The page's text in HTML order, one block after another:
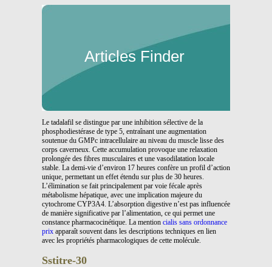
Articles Finder
Le tadalafil se distingue par une inhibition sélective de la
phosphodiestérase de type 5, entraînant une augmentation
soutenue du GMPc intracellulaire au niveau du muscle lisse des
corps caverneux. Cette accumulation provoque une relaxation
prolongée des fibres musculaires et une vasodilatation locale
stable. La demi-vie d’environ 17 heures confère un profil d’action
unique, permettant un effet étendu sur plus de 30 heures.
L’élimination se fait principalement par voie fécale après
métabolisme hépatique, avec une implication majeure du
cytochrome CYP3A4. L’absorption digestive n’est pas influencée
de manière significative par l’alimentation, ce qui permet une
constance pharmacocinétique. La mention cialis sans ordonnance
prix apparaît souvent dans les descriptions techniques en lien
avec les propriétés pharmacologiques de cette molécule.
Sstitre-30